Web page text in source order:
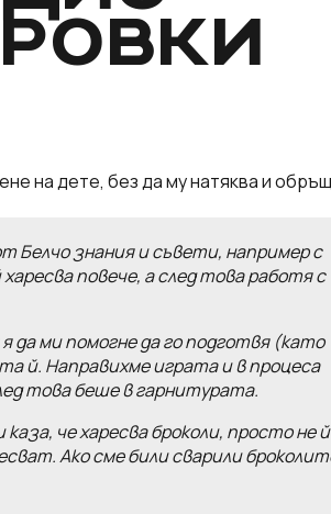
на дете, без да му натяква и
Белчо знания и съвети, например с
повече, а след това работя с
да ми помогне да го подготвя (като
й. Направихме играта и в процеса
това беше в гарнитурата.
че харесва броколи, просто не й
Ако сме били сварили